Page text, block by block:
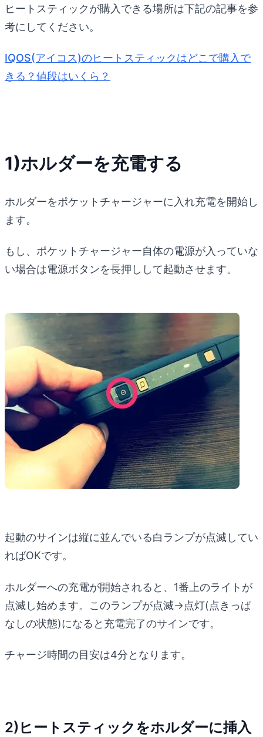
ヒートスティックが購入できる場所は下記の記事を参
考にしてください。
IQOS(アイコス)のヒートスティックはどこで購入で
きる？値段はいくら？
1)ホルダーを充電する
ホルダーをポケットチャージャーに入れ充電を開始し
ます。
もし、ポケットチャージャー自体の電源が入っていな
い場合は電源ボタンを長押しして起動させます。
起動のサインは縦に並んでいる白ランプが点滅してい
ればOKです。
ホルダーへの充電が開始されると、1番上のライトが
点滅し始めます。このランプが点滅→点灯(点きっぱ
なしの状態)になると充電完了のサインです。
チャージ時間の目安は4分となります。
2)ヒートスティックをホルダーに挿入